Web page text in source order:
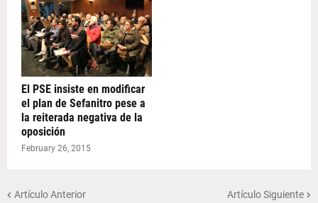
El PSE insiste en modificar
el plan de Sefanitro pese a
la reiterada negativa de la
oposición
February 26, 2015
Artículo Anterior Artículo Siguiente